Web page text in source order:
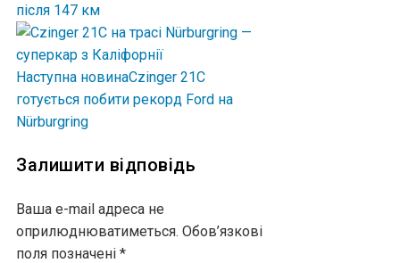
після 147 км
Наступна новинаCzinger 21C
готується побити рекорд Ford на
Nürburgring
Залишити відповідь
Ваша e-mail адреса не
оприлюднюватиметься. Обов’язкові
поля позначені *